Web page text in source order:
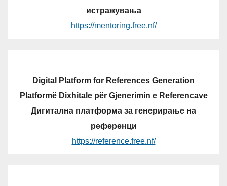
истражувања
https://mentoring.free.nf/
Digital Platform for References Generation
Platformë Dixhitale për Gjenerimin e Referencave
Дигитална платформа за генерирање на
референци
https://reference.free.nf/